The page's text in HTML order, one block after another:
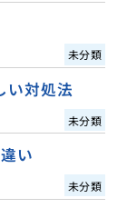
未分類
い対処法
未分類
い
未分類